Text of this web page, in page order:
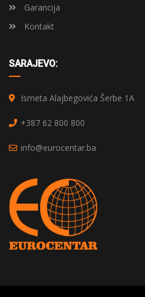
Garancija
Kontakt
SARAJEVO:
Ismeta Alajbegovića Šerbe 1A
+387 62 800 800
info@eurocentar.ba